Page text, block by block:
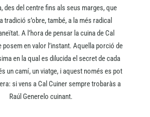
des del centre fins als seus marges, que
tradició s’obre, també, a la més radical
A l’hora de pensar la cuina de Cal
posem en valor l’instant. Aquella porció de
en la qual es dilucida el secret de cada
un camí, un viatge, i aquest només es pot
si vens a Cal Cuiner sempre trobaràs a
Raúl Generelo cuinant.